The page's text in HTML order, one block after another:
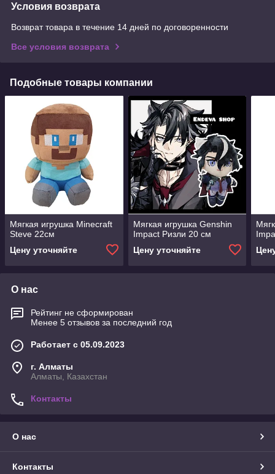
Условия возврата
Возврат товара в течение 14 дней по договоренности
Все условия возврата
Подобные товары компании
Мягкая игрушка Minecraft
Steve 22см
Цену уточняйте
Мягкая игрушка Genshin
Impact Ризли 20 см
Цену уточняйте
О нас
Рейтинг не сформирован
Менее 5 отзывов за последний год
Работает с 05.09.2023
г. Алматы
Алматы, Казахстан
Контакты
О нас
Контакты